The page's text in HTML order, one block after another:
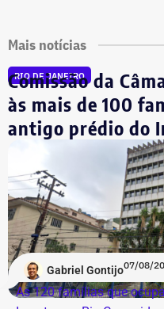
Mais notícias
RIO DE JANEIRO
Comissão da
às mais de 100
antigo prédio do
Gabriel Gontijo07/08/
As 120 famílias que